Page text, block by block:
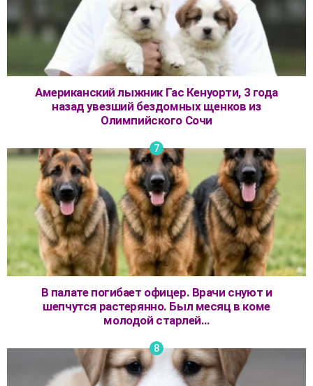
Американский лыжник Гас Кенуорти, 3 года
назад увезший бездомных щенков из
Олимпийского Сочи
В палате погибает офицер. Врачи снуют и
шепчутся растерянно. Был месяц в коме
молодой старлей…